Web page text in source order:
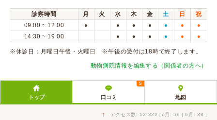
Calooペットとは？
口コミ投稿
診察時間 月 火 水 木 金 土 日
祝
09:00 ~ 12:00
● ● ● ● ● ● ●
14:30 ~ 19:00 ● ● ● ● ● ●
※休診日：月曜日午後・火曜日 ※午後の受付は18時で終了します。
動物病院情報を編集する（関係者の方へ）
トップ 口コミ
5
地図
↑ アクセス数: 12,222 [7月: 56 | 6月: 38 ]